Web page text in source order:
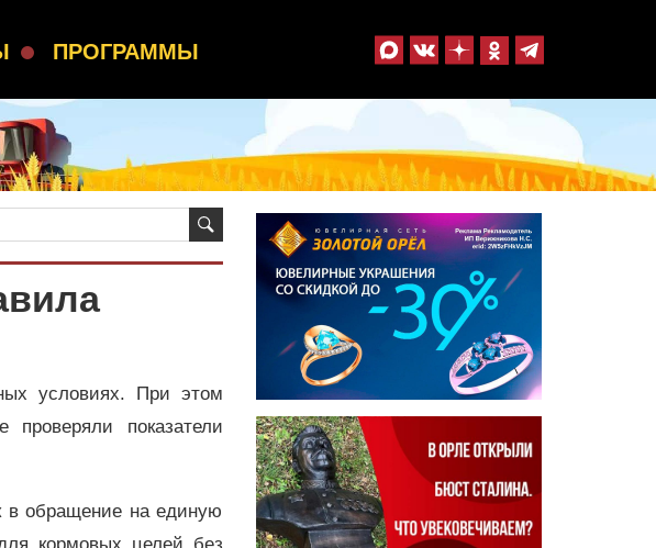
ПРОГРАММЫ
условиях. При этом
показатели
в обращение на единую
кормовых целей без